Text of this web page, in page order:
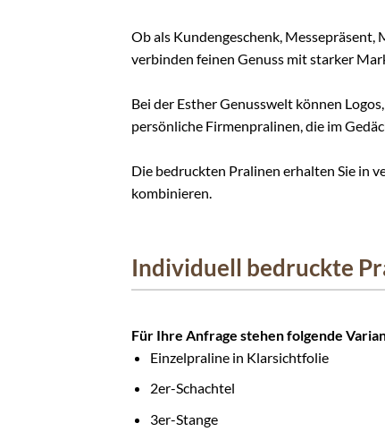
Ob als Kundengeschenk,
verbinden feinen Genuss mit starker
Bei der Esther Genusswelt können
persönliche Firmenpralinen, die im
Die bedruckten Pralinen erhalten Sie in
kombinieren.
Individuell bedruckte
Für Ihre Anfrage stehen folgende
Einzelpraline in Klarsichtfolie
2er-Schachtel
3er-Stange